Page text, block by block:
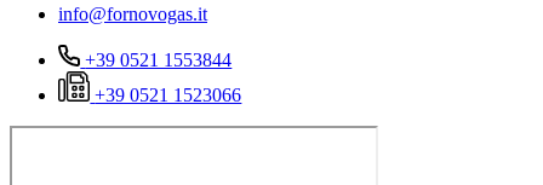
info@fornovogas.it
+39 0521 1553844
+39 0521 1523066